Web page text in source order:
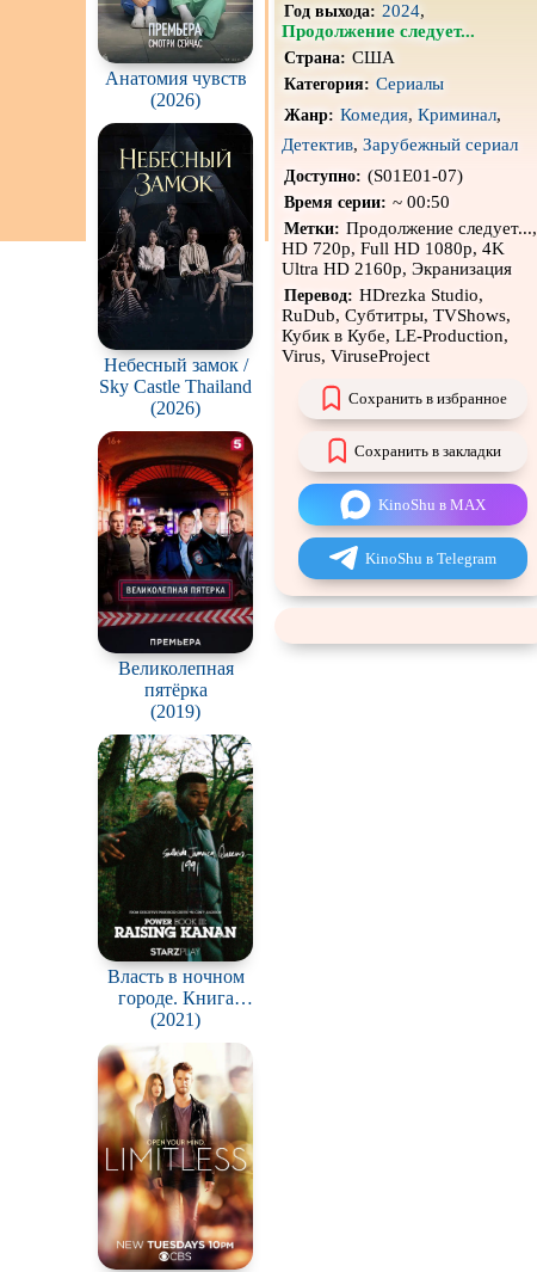
Анатомия чувств
(2026)
Небесный замок /
Sky Castle Thailand
(2026)
Великолепная
пятёрка
(2019)
Власть в ночном
городе. Книга
третья: Юность
Кэнена / Power
Book III: Raising
Kanan
(2021)
Про шпионов
Роуд-муви
Стимпанк
Экранизация
Год выхода: 2024,
Продолжение следует...
Страна: США
Категория: Сериалы
Жанр: Комедия, Криминал,
Детектив, Зарубежный сериал
Доступно: (S01E01-07)
Время серии: ~ 00:50
Метки: Продолжение следует...,
HD 720p, Full HD 1080p, 4K
Ultra HD 2160p, Экранизация
Перевод: HDrezka Studio,
RuDub, Субтитры, TVShows,
Кубик в Кубе, LE-Production,
Virus, ViruseProject
Сохранить в избранное
Сохранить в закладки
KinoShu в MAX
KinoShu в Telegram